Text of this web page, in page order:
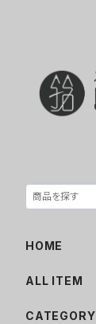
HOME
ALL ITEM
CATEGORY